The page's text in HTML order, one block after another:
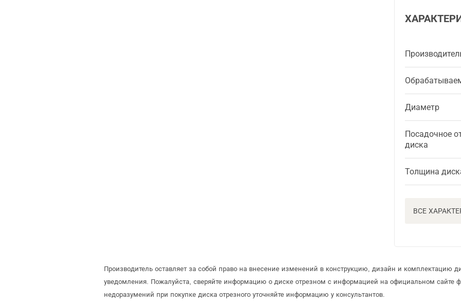
Диаметр
Посадочное
диска
Толщина
ВСЕ
Производитель оставляет за собой право на внесение изменений в конструкцию, дизайн и комплектацию
уведомления. Пожалуйста, сверяйте информацию о диске отрезном с информацией на официальном сайте
недоразумений при покупке диска отрезного уточняйте информацию у консультантов.